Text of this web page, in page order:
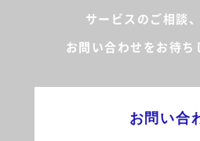
サービスのご相談
お問い合わせをお待ち
お問い合